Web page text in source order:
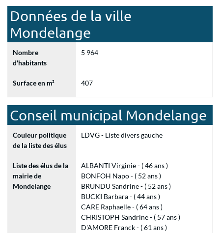
Données de la ville
Mondelange
Nombre
d'habitants
5 964
Surface en m² 407
Conseil municipal Mondelange
Couleur politique
de la liste des élus
LDVG - Liste divers gauche
Liste des élus de la
mairie de
Mondelange
ALBANTI Virginie - ( 46 ans )
BONFOH Napo - ( 52 ans )
BRUNDU Sandrine - ( 52 ans )
BUCKI Barbara - ( 44 ans )
CARE Raphaelle - ( 64 ans )
CHRISTOPH Sandrine - ( 57 ans )
D'AMORE Franck - ( 61 ans )